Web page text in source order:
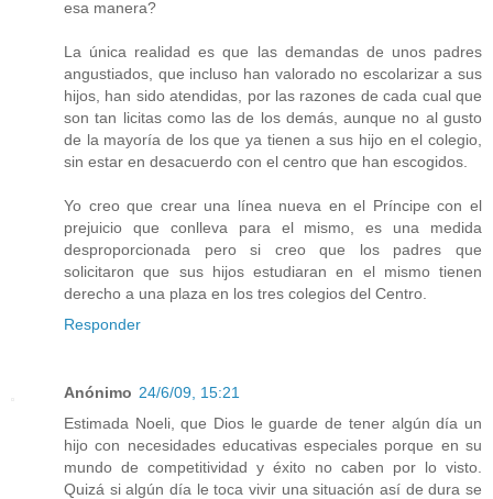
esa manera?
La única realidad es que las demandas de unos padres
angustiados, que incluso han valorado no escolarizar a sus
hijos, han sido atendidas, por las razones de cada cual que
son tan licitas como las de los demás, aunque no al gusto
de la mayoría de los que ya tienen a sus hijo en el colegio,
sin estar en desacuerdo con el centro que han escogidos.
Yo creo que crear una línea nueva en el Príncipe con el
prejuicio que conlleva para el mismo, es una medida
desproporcionada pero si creo que los padres que
solicitaron que sus hijos estudiaran en el mismo tienen
derecho a una plaza en los tres colegios del Centro.
Responder
Anónimo 24/6/09, 15:21
Estimada Noeli, que Dios le guarde de tener algún día un
hijo con necesidades educativas especiales porque en su
mundo de competitividad y éxito no caben por lo visto.
Quizá si algún día le toca vivir una situación así de dura se